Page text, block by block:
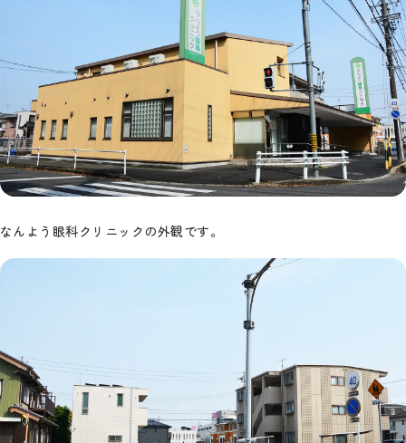
なんよう眼科クリニックの外観です。